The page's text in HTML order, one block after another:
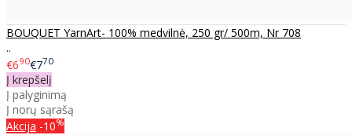
BOUQUET YarnArt- 100% medvilnė, 250 gr/ 500m, Nr 708
..
€690€770
Į krepšelį
Į palyginimą
Į norų sąrašą
Akcija -10%